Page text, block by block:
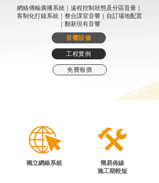
網絡傳輸廣播系統｜遠程控制狀態及分區音量｜
客制化打鐘系統｜整合課室音響｜自訂場地配置
｜翻新現有音響
音響設備
工程實例
免費報價
獨立網絡系統
簡易佈線
施工期較短